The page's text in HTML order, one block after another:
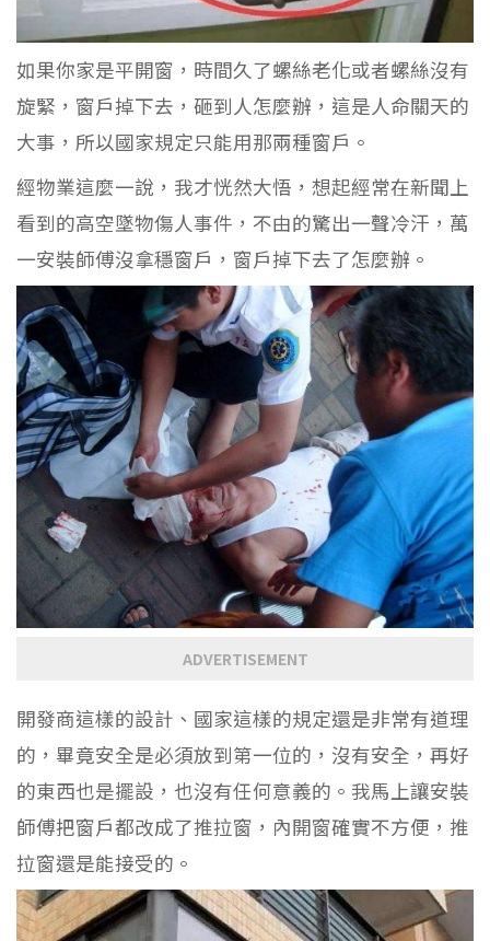
如果你家是平開窗，時間久了螺絲老化或者螺絲沒有
旋緊，窗戶掉下去，砸到人怎麼辦，這是人命關天的
大事，所以國家規定只能用那兩種窗戶。
經物業這麼一說，我才恍然大悟，想起經常在新聞上
看到的高空墜物傷人事件，不由的驚出一聲冷汗，萬
一安裝師傅沒拿穩窗戶，窗戶掉下去了怎麼辦。
ADVERTISEMENT
開發商這樣的設計、國家這樣的規定還是非常有道理
的，畢竟安全是必須放到第一位的，沒有安全，再好
的東西也是擺設，也沒有任何意義的。我馬上讓安裝
師傅把窗戶都改成了推拉窗，內開窗確實不方便，推
拉窗還是能接受的。